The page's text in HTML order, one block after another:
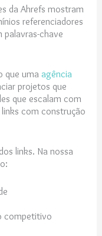
da Ahrefs mostram
referenciadores
chave
que umaagência
projetos que
que escalam com
com construção
links. Na nossa
competitivo